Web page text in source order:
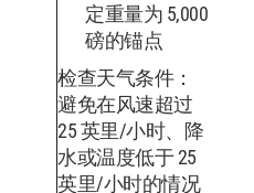
定重量为 5,000
磅的锚点
检查天气条件：
避免在风速超过
25 英里/小时、降
水或温度低于 25
英里/小时的情况